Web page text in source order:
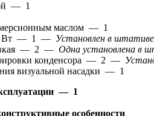
— 1
маслом — 1
3 Вт — 1 — Установлен в штативе
— 2 — Одна установлена в
конденсора — 2 —
визуальной насадки — 1
— 1
особенности